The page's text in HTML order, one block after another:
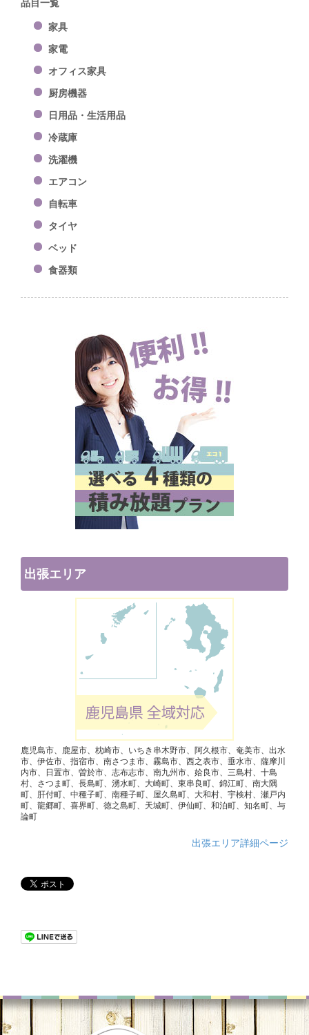
家具
家電
オフィス家具
厨房機器
日用品・生活用品
冷蔵庫
洗濯機
エアコン
自転車
タイヤ
ベッド
食器類
出張エリア
鹿児島市、鹿屋市、枕崎市、いちき串木野市、阿久根市、奄美市、出水
市、伊佐市、指宿市、南さつま市、霧島市、西之表市、垂水市、薩摩川
内市、日置市、曽於市、志布志市、南九州市、姶良市、三島村、十島
村、さつま町、長島町、湧水町、大崎町、東串良町、錦江町、南大隅
町、肝付町、中種子町、南種子町、屋久島町、大和村、宇検村、瀬戸内
町、龍郷町、喜界町、徳之島町、天城町、伊仙町、和泊町、知名町、与
論町
出張エリア詳細ページ